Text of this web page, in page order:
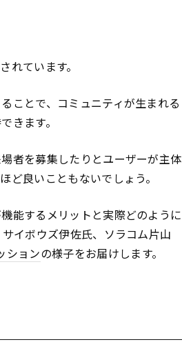
れています。
ことで、コミュニティが生まれる
きます。
者を募集したりとユーザーが主体
ど良いこともないでしょう。
能するメリットと実際どのように
イボウズ伊佐氏、ソラコム片山
ションの様子をお届けします。